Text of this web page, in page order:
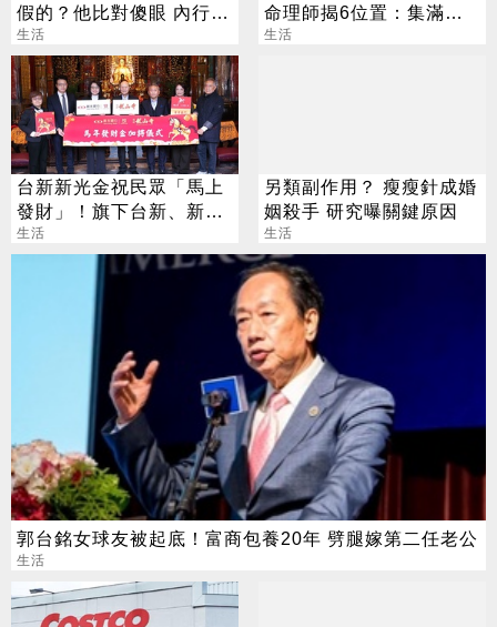
假的？他比對傻眼 內行卻
喊：賺到了
生活
命理師揭6位置：集滿生
肖力量大
生活
台新新光金祝民眾「馬上
發財」！旗下台新、新光
銀行發送發財金
生活
另類副作用？ 瘦瘦針成婚
姻殺手 研究曝關鍵原因
生活
郭台銘女球友被起底！富商包養20年 劈腿嫁第二任老公
生活